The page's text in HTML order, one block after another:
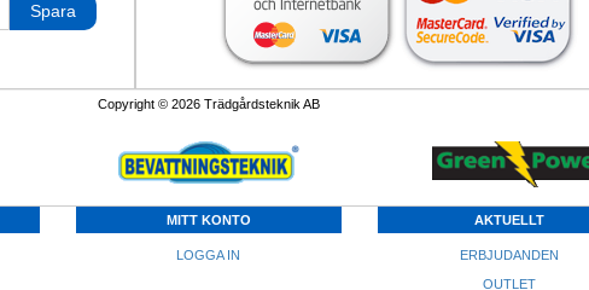
Spara
Copyright © 2026 Trädgårdsteknik AB
MITT KONTO
LOGGA IN
AKTUELLT
ERBJUDANDEN
OUTLET